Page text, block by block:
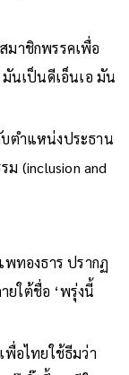
มาชิกพรรคเพื่อ
นเป็นดีเอ็นเอ มัน
บตำแหน่งประธาน
(inclusion and
ทองธาร ปรากฏ
ยใต้ชื่อ ‘พรุ่งนี้
พื่อไทยใช้ธีมว่า